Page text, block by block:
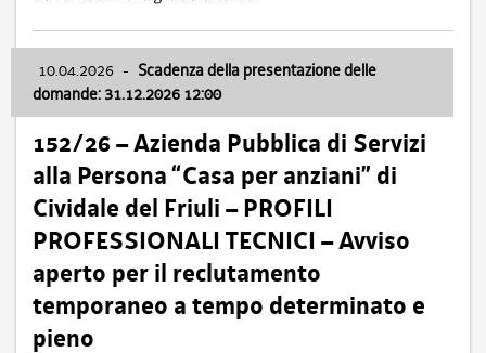
10.04.2026 - Scadenza della presentazione delle
domande: 31.12.2026 12:00
152/26 – Azienda Pubblica di Servizi
alla Persona “Casa per anziani” di
Cividale del Friuli – PROFILI
PROFESSIONALI TECNICI – Avviso
aperto per il reclutamento
temporaneo a tempo determinato e
pieno